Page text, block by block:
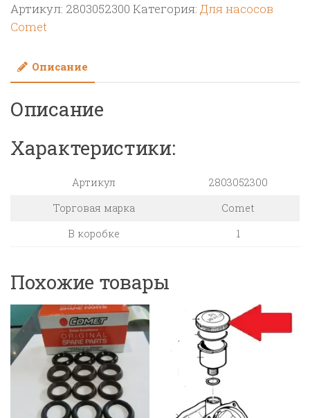
корпус
насоса
Артикул: 2803052300 Категория: Для насосов
Comet
Описание
Описание
Характеристики:
Артикул
2803052300
Торговая марка
Comet
В коробке
1
Похожие товары